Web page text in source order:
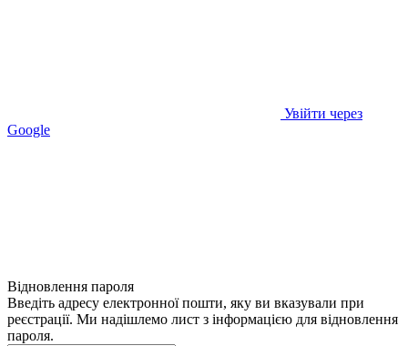
Увійти через
Google
Відновлення пароля
Введіть адресу електронної пошти, яку ви вказували при
реєстрації. Ми надішлемо лист з інформацією для відновлення
пароля.